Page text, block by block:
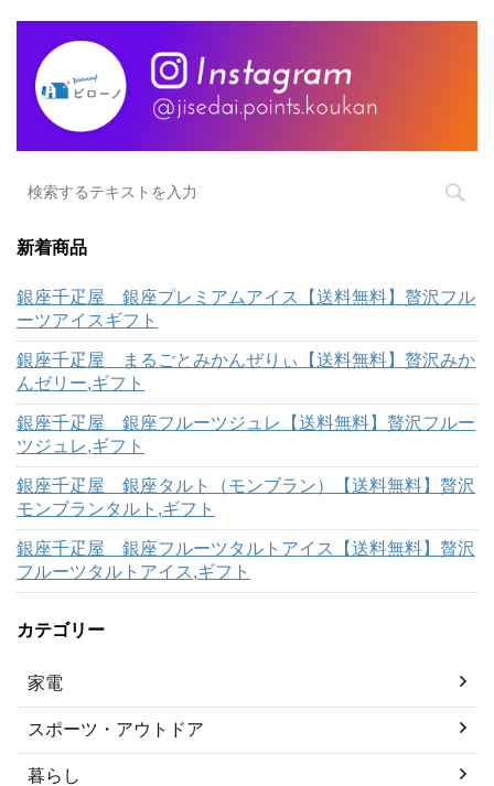
新着商品
銀座千疋屋 銀座プレミアムアイス【送料無料】贅沢フル
ーツアイスギフト
銀座千疋屋 まるごとみかんぜりぃ【送料無料】贅沢みか
んゼリー,ギフト
銀座千疋屋 銀座フルーツジュレ【送料無料】贅沢フルー
ツジュレ,ギフト
銀座千疋屋 銀座タルト（モンブラン）【送料無料】贅沢
モンブランタルト,ギフト
銀座千疋屋 銀座フルーツタルトアイス【送料無料】贅沢
フルーツタルトアイス,ギフト
カテゴリー
家電
スポーツ・アウトドア
暮らし